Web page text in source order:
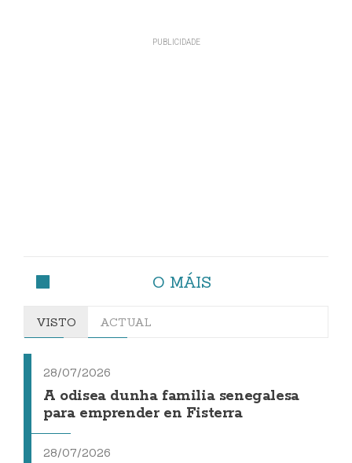
O MÁIS
VISTO ACTUAL
28/07/2026
A odisea dunha familia senegalesa
para emprender en Fisterra
28/07/2026